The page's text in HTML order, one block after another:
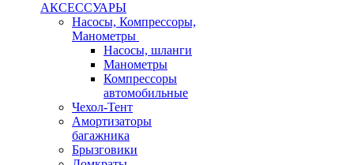
АКСЕССУАРЫ
Насосы, Компрессоры,
Манометры
Насосы, шланги
Манометры
Компрессоры
автомобильные
Чехол-Тент
Амортизаторы
багажника
Брызговики